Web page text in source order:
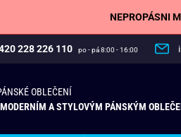
NEPROPÁSNI
228 226 110 po - pá 8:00 - 16:00
OBLEČENÍ
A STYLOVÝM PÁNSKÝM